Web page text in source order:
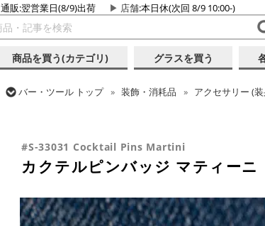
通販:翌営業日(8/9)出荷 店舗:本日休(次回 8/9 10:00-)
商品を買う(カテゴリ) グラスを買う
バー・ツール トップ 装飾・消耗品 アクセサリー (
#S-33031 Cocktail Pins Martini
カクテルピンバッジ マティーニ